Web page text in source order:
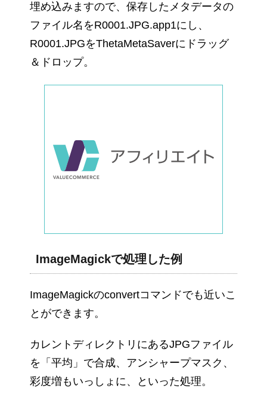
埋め込みますので、保存したメタデータの
ファイル名をR0001.JPG.app1にし、
R0001.JPGをThetaMetaSaverにドラッグ
＆ドロップ。
ImageMagickで処理した例
ImageMagickのconvertコマンドでも近いこ
とができます。
カレントディレクトリにあるJPGファイル
を「平均」で合成、アンシャープマスク、
彩度増もいっしょに、といった処理。